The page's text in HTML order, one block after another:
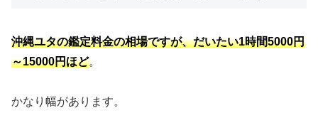
沖縄ユタの鑑定料金の相場ですが、だいたい1時間5000円
～15000円ほど。
かなり幅があります。